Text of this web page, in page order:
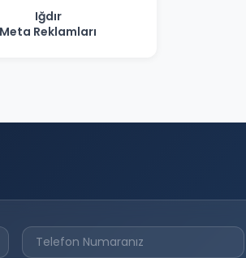
Iğdır
Meta Reklamları